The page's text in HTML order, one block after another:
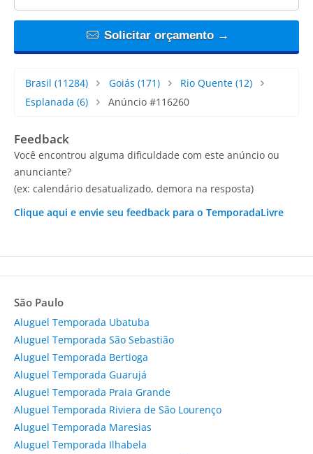
Solicitar orçamento →
Brasil (11284) Goiás (171) Rio Quente (12)
Esplanada (6) Anúncio #116260
Feedback
Você encontrou alguma dificuldade com este anúncio ou
anunciante?
(ex: calendário desatualizado, demora na resposta)
Clique aqui e envie seu feedback para o TemporadaLivre
São Paulo
Aluguel Temporada Ubatuba
Aluguel Temporada São Sebastião
Aluguel Temporada Bertioga
Aluguel Temporada Guarujá
Aluguel Temporada Praia Grande
Aluguel Temporada Riviera de São Lourenço
Aluguel Temporada Maresias
Aluguel Temporada Ilhabela